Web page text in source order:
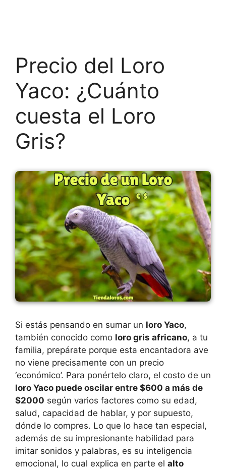
Precio del Loro
Yaco: ¿Cuánto
cuesta el Loro
Gris?
Si estás pensando en sumar un loro Yaco,
también conocido como loro gris africano, a tu
familia, prepárate porque esta encantadora ave
no viene precisamente con un precio
‘económico’. Para ponértelo claro, el costo de un
loro Yaco puede oscilar entre $600 a más de
$2000 según varios factores como su edad,
salud, capacidad de hablar, y por supuesto,
dónde lo compres. Lo que lo hace tan especial,
además de su impresionante habilidad para
imitar sonidos y palabras, es su inteligencia
emocional, lo cual explica en parte el alto